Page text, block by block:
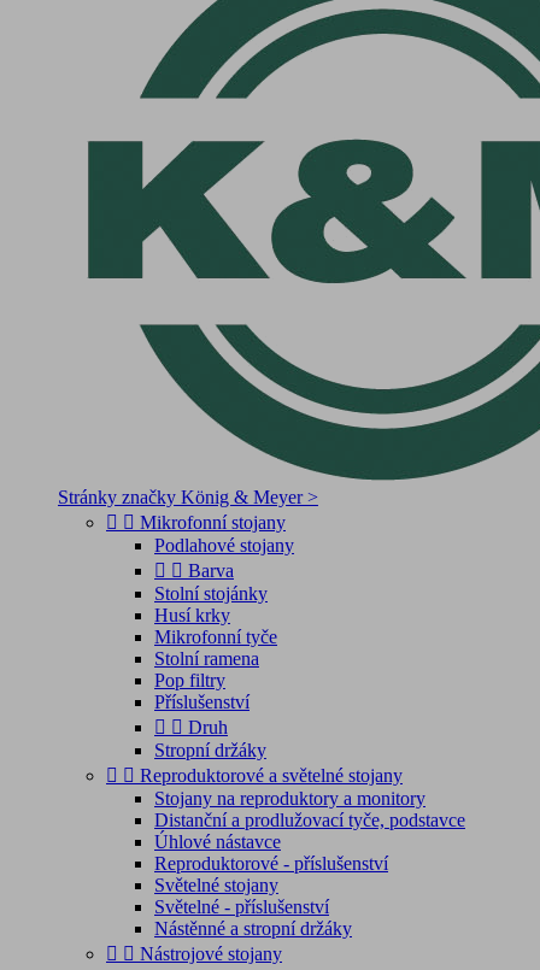
Stránky značky König & Meyer >
  Mikrofonní stojany
Podlahové stojany
  Barva
Stolní stojánky
Husí krky
Mikrofonní tyče
Stolní ramena
Pop filtry
Příslušenství
  Druh
Stropní držáky
  Reproduktorové a světelné stojany
Stojany na reproduktory a monitory
Distanční a prodlužovací tyče, podstavce
Úhlové nástavce
Reproduktorové - příslušenství
Světelné stojany
Světelné - příslušenství
Nástěnné a stropní držáky
  Nástrojové stojany